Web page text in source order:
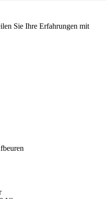
Sie Ihre Erfahrungen mit